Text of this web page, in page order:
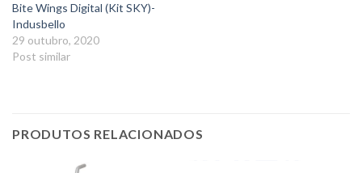
Bite Wings Digital (Kit SKY)-
Indusbello
29 outubro, 2020
Post similar
PRODUTOS RELACIONADOS